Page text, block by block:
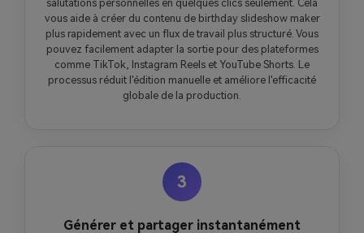
salutations personnelles en quelques clics seulement. Cela
vous aide à créer du contenu de birthday slideshow maker
plus rapidement avec un flux de travail plus structuré. Vous
pouvez facilement adapter la sortie pour des plateformes
comme TikTok, Instagram Reels et YouTube Shorts. Le
processus réduit l'édition manuelle et améliore l'efficacité
globale de la production.
3
Générer et partager instantanément